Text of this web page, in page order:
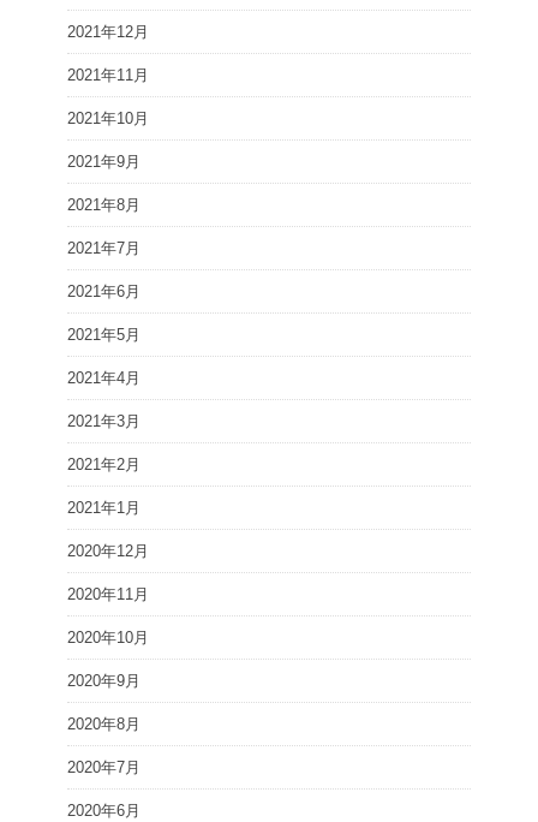
2021年12月
2021年11月
2021年10月
2021年9月
2021年8月
2021年7月
2021年6月
2021年5月
2021年4月
2021年3月
2021年2月
2021年1月
2020年12月
2020年11月
2020年10月
2020年9月
2020年8月
2020年7月
2020年6月